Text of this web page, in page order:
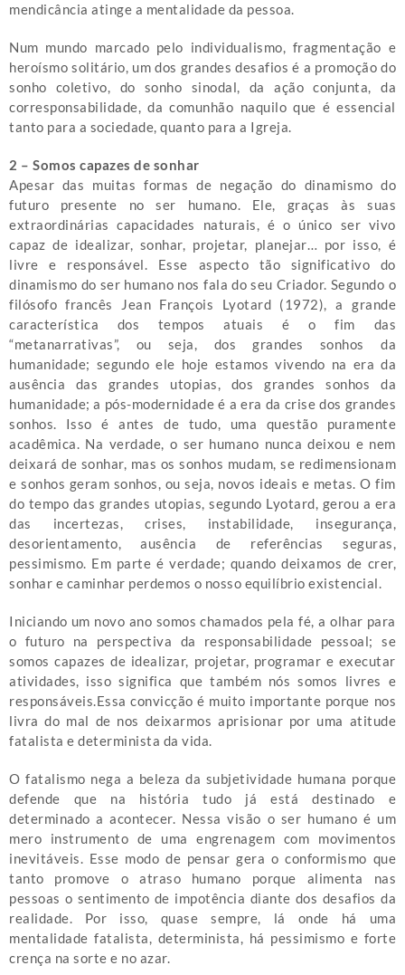
mendicância atinge a mentalidade da pessoa.
Num mundo marcado pelo individualismo, fragmentação e
heroísmo solitário, um dos grandes desafios é a promoção do
sonho coletivo, do sonho sinodal, da ação conjunta, da
corresponsabilidade, da comunhão naquilo que é essencial
tanto para a sociedade, quanto para a Igreja.
2 – Somos capazes de sonhar
Apesar das muitas formas de negação do dinamismo do
futuro presente no ser humano. Ele, graças às suas
extraordinárias capacidades naturais, é o único ser vivo
capaz de idealizar, sonhar, projetar, planejar… por isso, é
livre e responsável. Esse aspecto tão significativo do
dinamismo do ser humano nos fala do seu Criador. Segundo o
filósofo francês Jean François Lyotard (1972), a grande
característica dos tempos atuais é o fim das
“metanarrativas”, ou seja, dos grandes sonhos da
humanidade; segundo ele hoje estamos vivendo na era da
ausência das grandes utopias, dos grandes sonhos da
humanidade; a pós-modernidade é a era da crise dos grandes
sonhos. Isso é antes de tudo, uma questão puramente
acadêmica. Na verdade, o ser humano nunca deixou e nem
deixará de sonhar, mas os sonhos mudam, se redimensionam
e sonhos geram sonhos, ou seja, novos ideais e metas. O fim
do tempo das grandes utopias, segundo Lyotard, gerou a era
das incertezas, crises, instabilidade, insegurança,
desorientamento, ausência de referências seguras,
pessimismo. Em parte é verdade; quando deixamos de crer,
sonhar e caminhar perdemos o nosso equilíbrio existencial.
Iniciando um novo ano somos chamados pela fé, a olhar para
o futuro na perspectiva da responsabilidade pessoal; se
somos capazes de idealizar, projetar, programar e executar
atividades, isso significa que também nós somos livres e
responsáveis.Essa convicção é muito importante porque nos
livra do mal de nos deixarmos aprisionar por uma atitude
fatalista e determinista da vida.
O fatalismo nega a beleza da subjetividade humana porque
defende que na história tudo já está destinado e
determinado a acontecer. Nessa visão o ser humano é um
mero instrumento de uma engrenagem com movimentos
inevitáveis. Esse modo de pensar gera o conformismo que
tanto promove o atraso humano porque alimenta nas
pessoas o sentimento de impotência diante dos desafios da
realidade. Por isso, quase sempre, lá onde há uma
mentalidade fatalista, determinista, há pessimismo e forte
crença na sorte e no azar.